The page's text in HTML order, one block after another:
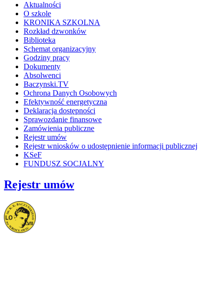
Aktualności
O szkole
KRONIKA SZKOLNA
Rozkład dzwonków
Biblioteka
Schemat organizacyjny
Godziny pracy
Dokumenty
Absolwenci
Baczynski.TV
Ochrona Danych Osobowych
Efektywność energetyczna
Deklaracja dostępności
Sprawozdanie finansowe
Zamówienia publiczne
Rejestr umów
Rejestr wniosków o udostępnienie informacji publicznej
KSeF
FUNDUSZ SOCJALNY
Rejestr umów